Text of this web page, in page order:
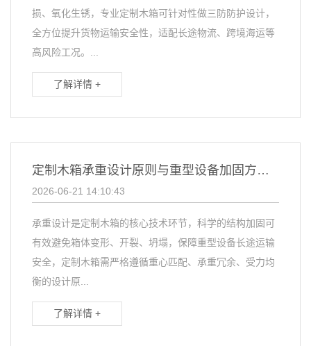
损、氧化生锈，专业定制木箱可针对性做三防防护设计，
全方位提升货物运输安全性，适配长途物流、跨境海运等
高风险工况。...
了解详情 +
定制木箱承重设计原则与重型设备加固方案？
2026-06-21 14:10:43
承重设计是定制木箱的核心技术环节，科学的结构加固可
有效避免箱体变形、开裂、坍塌，保障重型设备长途运输
安全，定制木箱需严格遵循重心匹配、承重冗余、受力均
衡的设计原...
了解详情 +